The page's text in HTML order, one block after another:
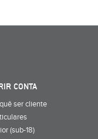
CONTA
ser cliente
(sub-18)